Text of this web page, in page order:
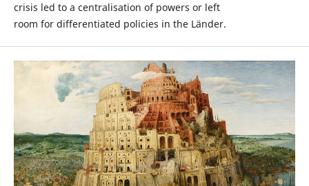
crisis led to a centralisation of powers or left
room for differentiated policies in the Länder.